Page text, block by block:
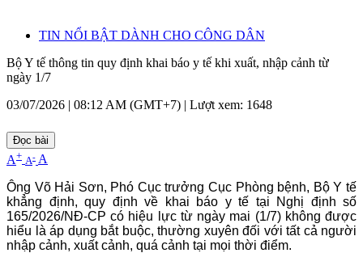
TIN NỔI BẬT DÀNH CHO CÔNG DÂN
Bộ Y tế thông tin quy định khai báo y tế khi xuất, nhập cảnh từ
ngày 1/7
03/07/2026 | 08:12 AM (GMT+7) | Lượt xem: 1648
Đọc bài
A+ A- A
Ông Võ Hải Sơn, Phó Cục trưởng Cục Phòng bệnh, Bộ Y tế
khẳng định, quy định về khai báo y tế tại Nghị định số
165/2026/NĐ-CP có hiệu lực từ ngày mai (1/7) không được
hiểu là áp dụng bắt buộc, thường xuyên đối với tất cả người
nhập cảnh, xuất cảnh, quá cảnh tại mọi thời điểm.